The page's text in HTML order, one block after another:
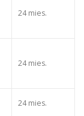
24 mies.
24 mies.
24 mies.